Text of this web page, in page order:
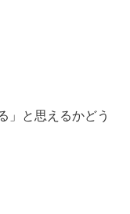
」と思えるかどう